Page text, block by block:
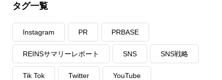
タグ一覧
Instagram PR PRBASE
REINSサマリーレポート SNS SNS戦略
Tik Tok Twitter YouTube